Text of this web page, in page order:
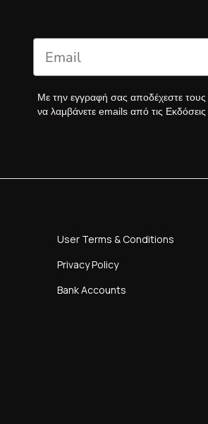
Με την εγγραφή σας αποδέχεστε τους
να λαμβάνετε emails από τις
User Terms & Conditions
Privacy Policy
Bank Accounts